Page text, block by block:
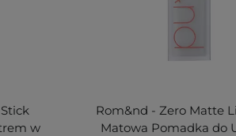
w
Rom&nd - Zero Matte
Matowa Pomadka do